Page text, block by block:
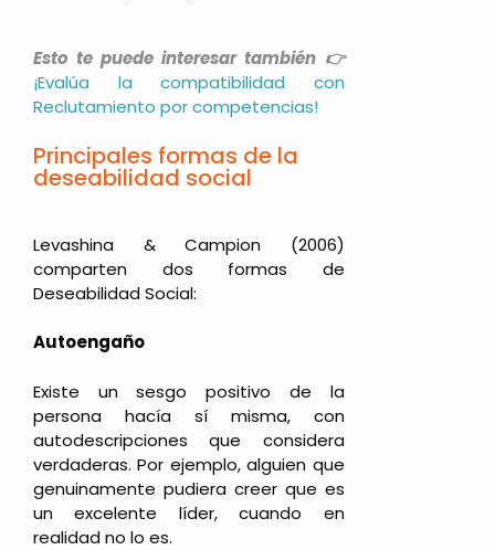
Esto te puede interesar también 👉
¡Evalúa la compatibilidad con
Reclutamiento por competencias!
Principales formas de la
deseabilidad social
Levashina & Campion (2006)
comparten dos formas de
Deseabilidad Social:
Autoengaño
Existe un sesgo positivo de la
persona hacía sí misma, con
autodescripciones que considera
verdaderas. Por ejemplo, alguien que
genuinamente pudiera creer que es
un excelente líder, cuando en
realidad no lo es.